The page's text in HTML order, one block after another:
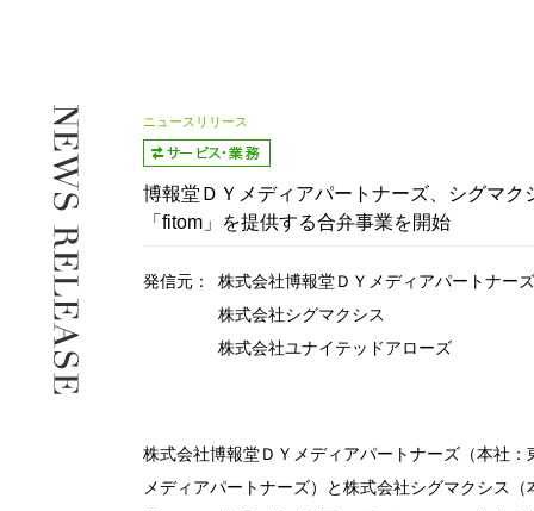
ニュースリリース
博報堂ＤＹメディアパートナーズ、シグマ
「fitom」を提供する合弁事業を開始
発信元：
株式会社博報堂ＤＹメディアパートナーズ
株式会社シグマクシス
株式会社ユナイテッドアローズ
株式会社博報堂ＤＹメディアパートナーズ（本社
メディアパートナーズ）と株式会社シグマクシス